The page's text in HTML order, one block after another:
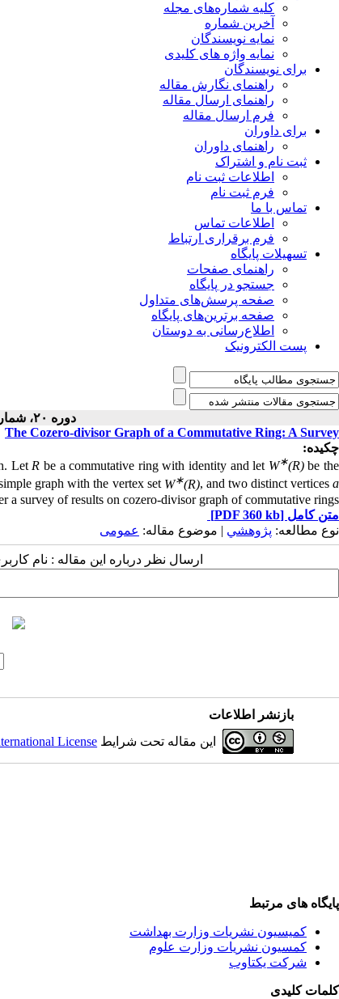
کلیه شماره‌های مجله
آخرین شماره
نمایه نویسندگان
نمایه واژه های کلیدی
برای نویسندگان
راهنمای نگارش مقاله
راهنمای ارسال مقاله
فرم ارسال مقاله
برای داوران
راهنمای داوران
ثبت نام و اشتراک
اطلاعات ثبت نام
فرم ثبت نام
تماس با ما
اطلاعات تماس
فرم برقراری ارتباط
تسهیلات پایگاه
راهنمای صفحات
جستجو در پایگاه
صفحه پرسش‌های متداول
صفحه برترین‌های پایگاه
اطلاع‌رسانی به دوستان
پست الکترونیک
دوره ۲۰، شماره ۲ - ( ۶-۱۴۰۴ )
The Cozero-divisor Graph of a Commutative Ring: A Survey
چکیده:
Let R be a commutative ring with identity and let W∗(R)be the
graph with the vertex set W∗(R), and two distinct verticesa
a survey of results on cozero-divisor graph of commutative rings.
متن کامل [PDF 360 kb]
نوع مطالعه: پژوهشي | موضوع مقاله: عمومى
ارسال نظر درباره این مقاله : نام
بازنشر اطلاعات
این مقاله تحت شرایط License
پایگاه های مرتبط
کمیسیون نشریات وزارت بهداشت
کمسیون نشریات وزارت علوم
شرکت یکتاوب
کلمات کلیدی